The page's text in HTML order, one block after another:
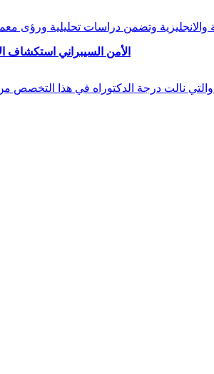
الأمن السيبراني استكشاف
نالت درجة الدكتوراه في هذا التخصص